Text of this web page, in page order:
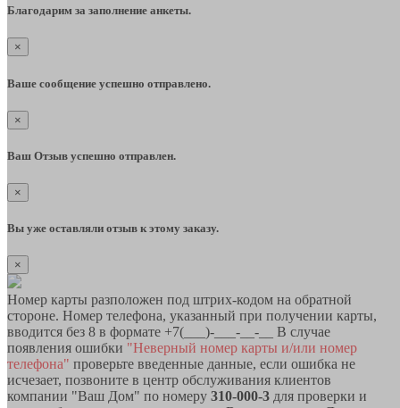
Благодарим за заполнение анкеты.
×
Ваше сообщение успешно отправлено.
×
Ваш Отзыв успешно отправлен.
×
Вы уже оставляли отзыв к этому заказу.
×
Номер карты разположен под штрих-кодом на обратной
стороне. Номер телефона, указанный при получении карты,
вводится без 8 в формате +7(___)-___-__-__ В случае
появления ошибки "Неверный номер карты и/или номер
телефона" проверьте введенные данные, если ошибка не
исчезает, позвоните в центр обслуживания клиентов
компании "Ваш Дом" по номеру 310-000-3 для проверки и